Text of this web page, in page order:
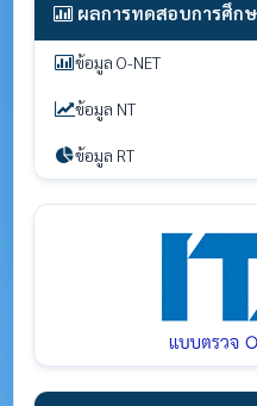
ผลการทดสอบการศึก
ข้อมูล O-NET
ข้อมูล NT
ข้อมูล RT